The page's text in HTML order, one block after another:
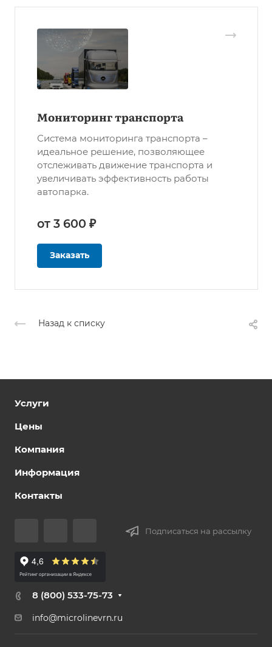
Мониторинг транспорта
Система мониторинга транспорта –
идеальное решение, позволяющее
отслеживать движение транспорта и
увеличивать эффективность работы
автопарка.
от 3 600 ₽
Заказать
Назад к списку
Услуги
Цены
Компания
Информация
Контакты
Подписаться на рассылку
8 (800) 533-75-73
info@microlinevrn.ru